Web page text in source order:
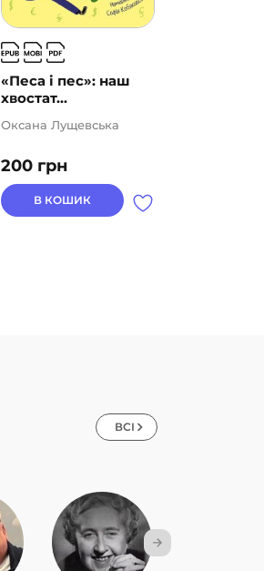
«Песа і пес»: наш
хвостат...
200 грн
Оксана Лущевська
В КОШИК
ВСІ